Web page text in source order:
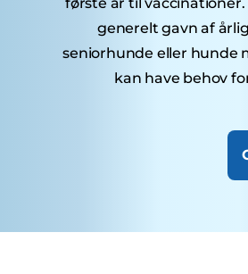
generelt gavn af
seniorhunde eller hunde
kan have behov